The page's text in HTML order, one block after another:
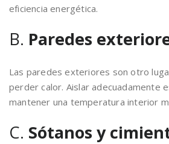
eficiencia energética.
B. Paredes
Las paredes exteriores son otro
perder calor. Aislar adecuadamente
mantener una temperatura interior
C. Sótanos y